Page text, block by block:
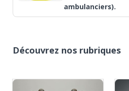
ambulanciers).
Découvrez nos rubriques